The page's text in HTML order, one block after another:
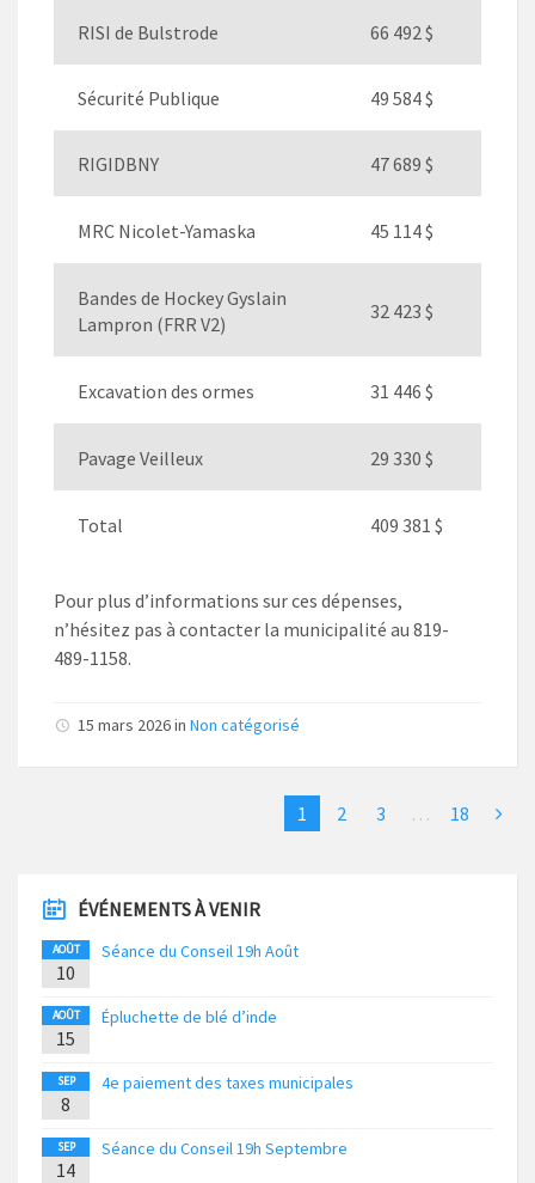
RISI de Bulstrode 66 492 $
Sécurité Publique 49 584 $
RIGIDBNY 47 689 $
MRC Nicolet-Yamaska 45 114 $
Bandes de Hockey Gyslain
Lampron (FRR V2)
32 423 $
Excavation des ormes 31 446 $
Pavage Veilleux 29 330 $
Total 409 381 $
Pour plus d’informations sur ces dépenses,
n’hésitez pas à contacter la municipalité au 819-
489-1158.
15 mars 2026in Non catégorisé
1 2 3 … 18
ÉVÉNEMENTS À VENIR
AOÛT
10
Séance du Conseil 19h Août
AOÛT
15
Épluchette de blé d’inde
SEP
8
4e paiement des taxes municipales
SEP
14
Séance du Conseil 19h Septembre